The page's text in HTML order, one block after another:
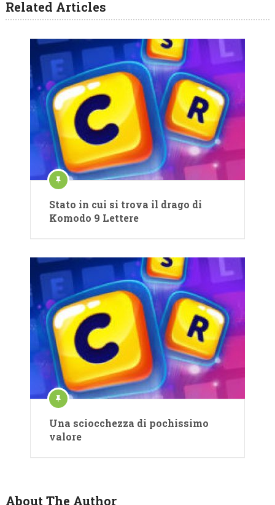
Related Articles
Stato in cui si trova il drago di
Komodo 9 Lettere
Una sciocchezza di pochissimo
valore
About The Author